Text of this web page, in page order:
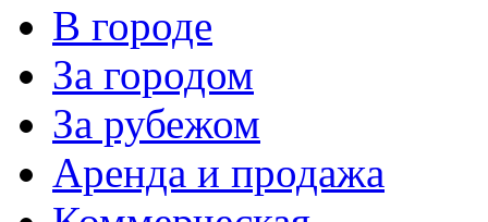
В городе
За городом
За рубежом
Аренда и продажа